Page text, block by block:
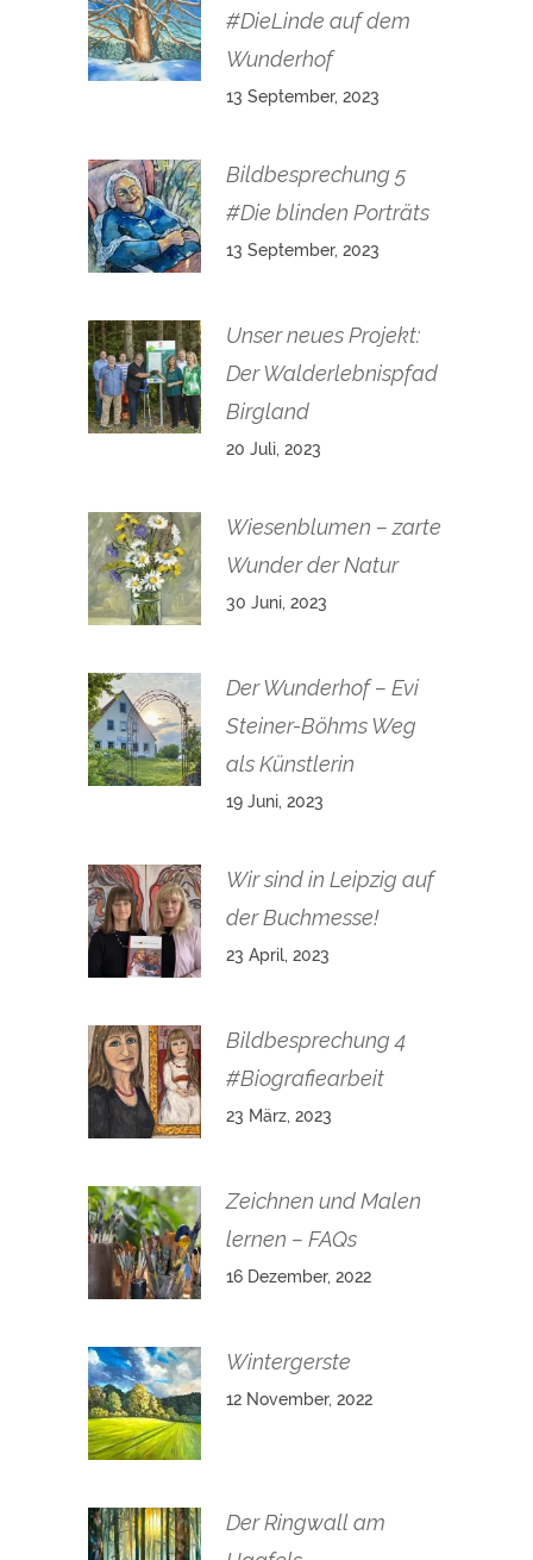
#DieLinde auf dem
Wunderhof
13 September, 2023
Bildbesprechung 5
#Die blinden Porträts
13 September, 2023
Unser neues Projekt:
Der Walderlebnispfad
Birgland
20 Juli, 2023
Wiesenblumen – zarte
Wunder der Natur
30 Juni, 2023
Der Wunderhof – Evi
Steiner-Böhms Weg
als Künstlerin
19 Juni, 2023
Wir sind in Leipzig auf
der Buchmesse!
23 April, 2023
Bildbesprechung 4
#Biografiearbeit
23 März, 2023
Zeichnen und Malen
lernen – FAQs
16 Dezember, 2022
Wintergerste
12 November, 2022
Der Ringwall am